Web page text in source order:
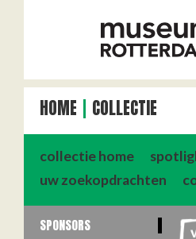
HOME COLLECTIE
collectie home
uw zoekopdrachten
SPONSORS